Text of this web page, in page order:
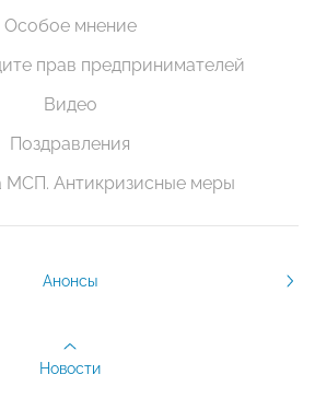
Особое мнение
прав предпринимателей
Видео
Поздравления
МСП. Антикризисные меры
Анонсы
Новости